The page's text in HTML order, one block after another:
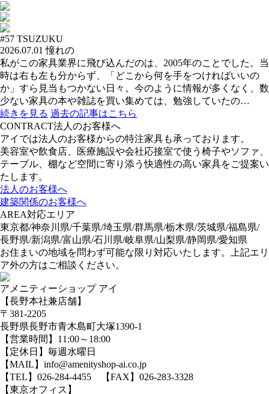
#57 TSUZUKU
2026.07.01 憧れの
私がこの家具業界に飛び込んだのは、2005年のことでした。当
時は右も左も分からず、「どこから何を手をつければいいの
か」すら見当もつかない日々。今のように情報が多くなく、数
少ない家具の本や雑誌を買い集めては、勉強していたの…
続きを見る 過去の記事はこちら
CONTRACT法人のお客様へ
アイでは法人のお客様からの特注家具も承っております。
美容室や飲食店、医療施設や会社応接室で使う椅子やソファ、
テーブル、棚など空間に寄り添う快適性の高い家具をご提案い
たします。
法人のお客様へ
建築関係のお客様へ
AREA対応エリア
東京都/神奈川県/千葉県/埼玉県/群馬県/栃木県/茨城県/福島県/
長野県/新潟県/富山県/石川県/岐阜県/山梨県/静岡県/愛知県
お住まいの地域を問わず可能な限り対応いたします。上記エリ
ア外の方はご相談ください。
アメニティーショップ アイ
【長野本社兼店舗】
〒381-2205
長野県長野市青木島町大塚1390-1
【営業時間】11:00～18:00
【定休日】毎週水曜日
【MAIL】info@amenityshop-ai.co.jp
【TEL】 026-284-4455 【FAX】026-283-3328
【東京オフィス】